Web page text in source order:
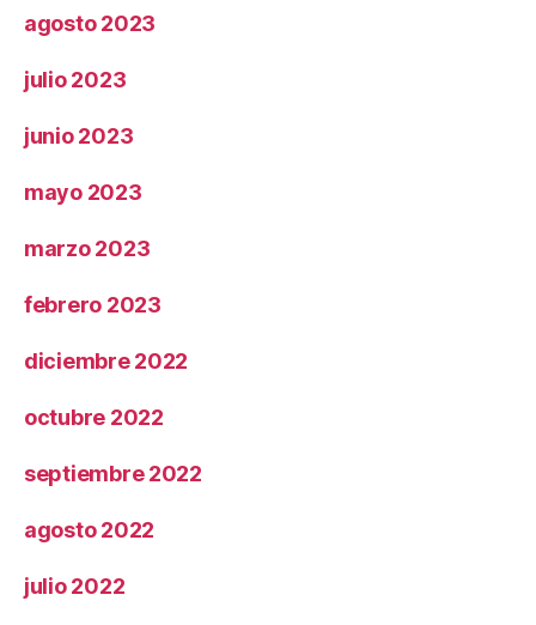
agosto 2023
julio 2023
junio 2023
mayo 2023
marzo 2023
febrero 2023
diciembre 2022
octubre 2022
septiembre 2022
agosto 2022
julio 2022